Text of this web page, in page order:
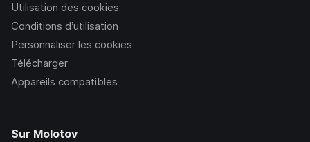
Utilisation des cookies
Conditions d’utilisation
Personnaliser les cookies
Télécharger
Appareils compatibles
Sur Molotov